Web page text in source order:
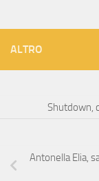
ALTRO
Shutdown,
Antonella Elia,